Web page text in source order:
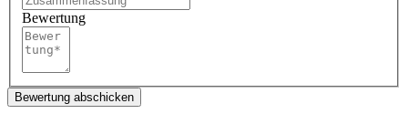
Bewertung
Bewertung abschicken